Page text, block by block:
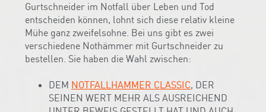
Gurtschneider im Notfall über Leben und Tod
entscheiden können, lohnt sich diese relativ kleine
Mühe ganz zweifelsohne. Bei uns gibt es zwei
verschiedene Nothämmer mit Gurtschneider zu
bestellen. Sie haben die Wahl zwischen:
DEM NOTFALLHAMMER CLASSIC, DER
SEINEN WERT MEHR ALS AUSREICHEND